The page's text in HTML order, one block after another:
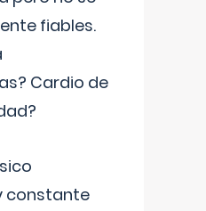
fiables.
Cardio de
constante